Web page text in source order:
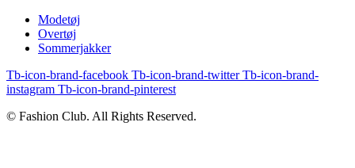
Modetøj
Overtøj
Sommerjakker
Tb-icon-brand-facebook Tb-icon-brand-twitter Tb-icon-brand-
instagram Tb-icon-brand-pinterest
© Fashion Club. All Rights Reserved.